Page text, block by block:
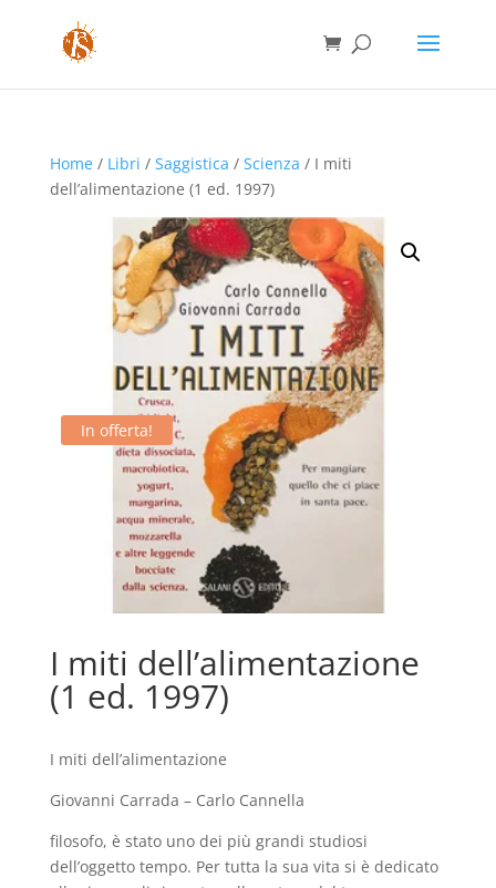
Home/ Libri / Saggistica / Scienza / I miti
dell’alimentazione (1 ed. 1997)
In offerta!
I miti dell’alimentazione
(1 ed. 1997)
I miti dell’alimentazione
Giovanni Carrada – Carlo Cannella
filosofo, è stato uno dei più grandi studiosi
dell’oggetto tempo. Per tutta la sua vita si è dedicato